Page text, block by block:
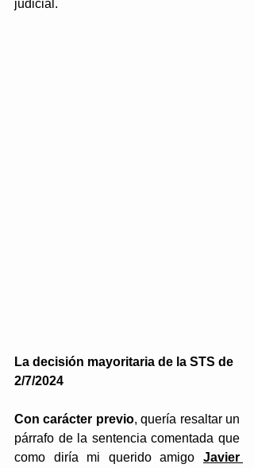
judicial.
La decisión mayoritaria de la STS de
2/7/2024
Con carácter previo, quería resaltar un
párrafo de la sentencia comentada que
como diría mi querido amigo Javier